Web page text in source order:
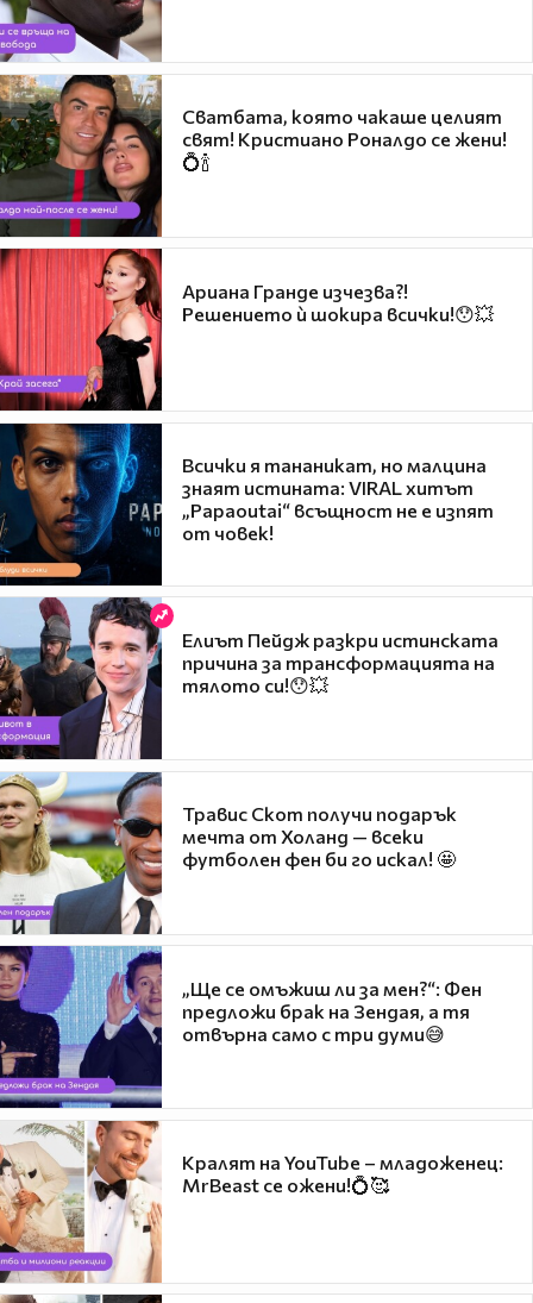
Сватбата, която чакаше целият
свят! Кристиано Роналдо се жени!
💍🍾
Ариана Гранде изчезва?!
Решението ѝ шокира всички!😯💥
Всички я тананикат, но малцина
знаят истината: VIRAL хитът
„Papaoutai“ всъщност не е изпят
от човек!
Елиът Пейдж разкри истинската
причина за трансформацията на
тялото си!😯💥
Травис Скот получи подарък
мечта от Холанд — всеки
футболен фен би го искал! 🤩
„Ще се омъжиш ли за мен?“: Фен
предложи брак на Зендая, а тя
отвърна само с три думи😅
Кралят на YouTube – младоженец:
MrBeast се ожени!💍🥰